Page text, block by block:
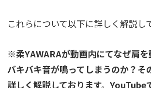
これらについて以下に詳しく解説し
※柔YAWARAが動画内にてなぜ肩
バキバキ音が鳴ってしまうのか？そ
詳しく解説しております。YouTube